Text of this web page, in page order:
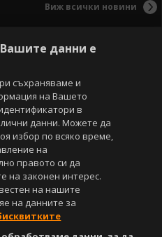
Виж всички новини
данни е
съхраняваме и
на Вашето
в
данни. Можете да
избор по всяко време,
на
правото си да
на законен интерес.
на нашите
на данните за